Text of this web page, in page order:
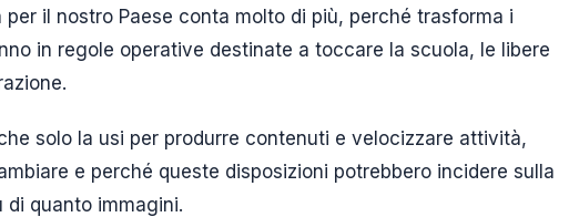
per il nostro Paese conta molto di più, perché trasforma i
in regole operative destinate a toccare la scuola, le libere
solo la usi per produrre contenuti e velocizzare attività,
e perché queste disposizioni potrebbero incidere sulla
quanto immagini.